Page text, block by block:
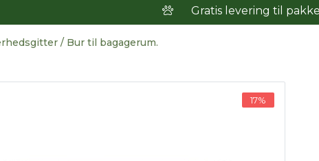
Gratis levering til
/ Bur til bagagerum.
17%